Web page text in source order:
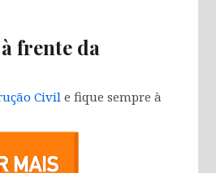
frente da
Civil e fique sempre à